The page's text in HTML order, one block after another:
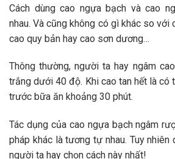
Cách dùng cao ngựa bạch và cao
nhau. Và cũng không có gì khác so với
cao quy bản hay cao sơn dương…
Thông thường, người ta hay ngâm
trắng dưới 40 độ. Khi cao tan hết là có
trước bữa ăn khoảng 30 phút.
Tác dụng của cao ngựa bạch ngâm
pháp khác là tương tự nhau. Tuy nhiên
người ta hay chọn cách này nhất!